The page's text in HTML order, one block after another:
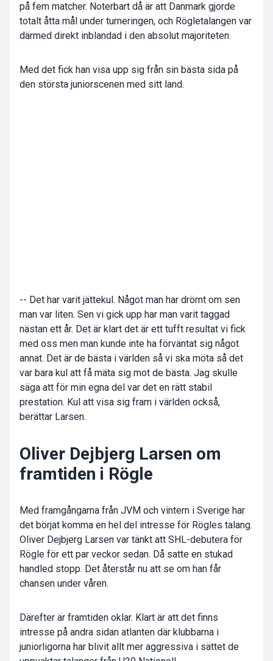
på fem matcher. Noterbart då är att Danmark gjorde
totalt åtta mål under turneringen, och Rögletalangen var
därmed direkt inblandad i den absolut majoriteten.
Med det fick han visa upp sig från sin bästa sida på
den största juniorscenen med sitt land.
-- Det har varit jättekul. Något man har drömt om sen
man var liten. Sen vi gick upp har man varit taggad
nästan ett år. Det är klart det är ett tufft resultat vi fick
med oss men man kunde inte ha förväntat sig något
annat. Det är de bästa i världen så vi ska möta så det
var bara kul att få mäta sig mot de bästa. Jag skulle
säga att för min egna del var det en rätt stabil
prestation. Kul att visa sig fram i världen också,
berättar Larsen.
Oliver Dejbjerg Larsen om
framtiden i Rögle
Med framgångarna från JVM och vintern i Sverige har
det börjat komma en hel del intresse för Rögles talang.
Oliver Dejbjerg Larsen var tänkt att SHL-debutera för
Rögle för ett par veckor sedan. Då satte en stukad
handled stopp. Det återstår nu att se om han får
chansen under våren.
Därefter är framtiden oklar. Klart är att det finns
intresse på andra sidan atlanten där klubbarna i
juniorligorna har blivit allt mer aggressiva i sättet de